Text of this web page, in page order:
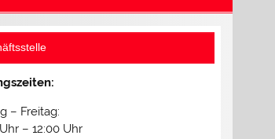
– Freitag:
– 12:00 Uhr